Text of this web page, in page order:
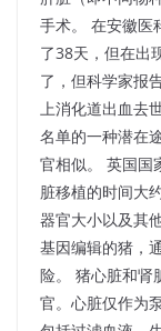
手术。 在安徽医
了38天，但在出
了，但科学家报
上消化道出血去
名单的一种潜在
官相似。 英国国
脏移植的时间大
器官大小以及其
基因编辑的猪，
险。 猪心脏和肾
官。心脏仅作为